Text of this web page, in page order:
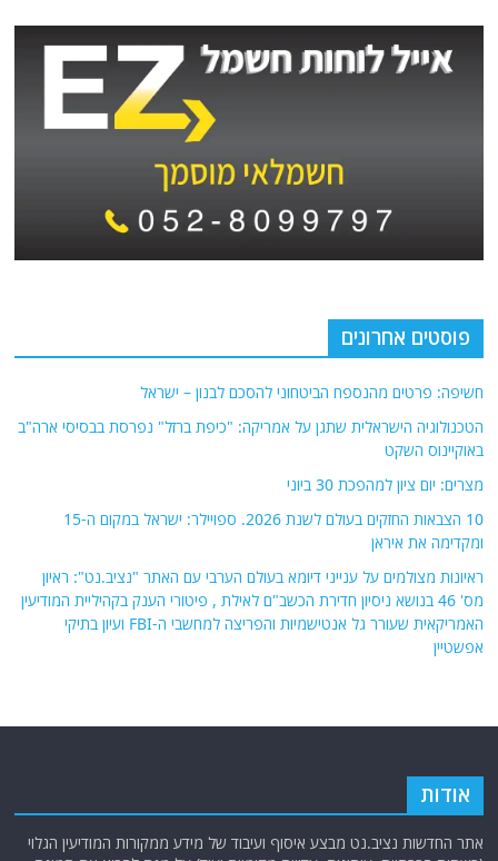
פוסטים אחרונים
חשיפה: פרטים מהנספח הביטחוני להסכם לבנון – ישראל
הטכנולוגיה הישראלית שתגן על אמריקה: "כיפת ברזל" נפרסת בבסיסי ארה"ב
באוקיינוס השקט
מצרים: יום ציון למהפכת 30 ביוני
10 הצבאות החזקים בעולם לשנת 2026. ספויילר: ישראל במקום ה-15
ומקדימה את איראן